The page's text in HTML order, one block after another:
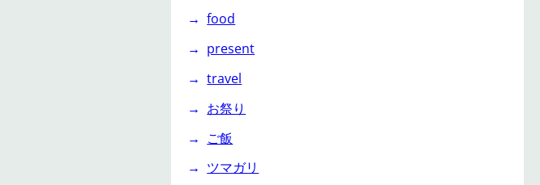
food
present
travel
お祭り
ご飯
ツマガリ